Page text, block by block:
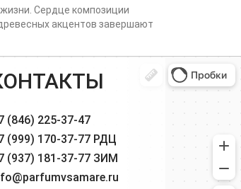
Сердце композиции
акцентов завершают
(846) 225-37-47
(999) 170-37-77 РДЦ
(937) 181-37-77 ЗИМ